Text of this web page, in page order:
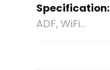
Specification:
ADF, WiFi…